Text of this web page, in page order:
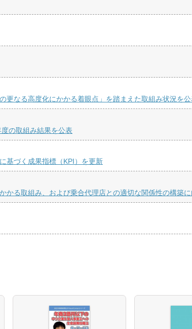
更なる高度化にかかる着眼点」を踏まえた取組み状況を公
の取組み結果を公表
基づく成果指標（KPI）を更新
る取組み、および乗合代理店との適切な関係性の構築